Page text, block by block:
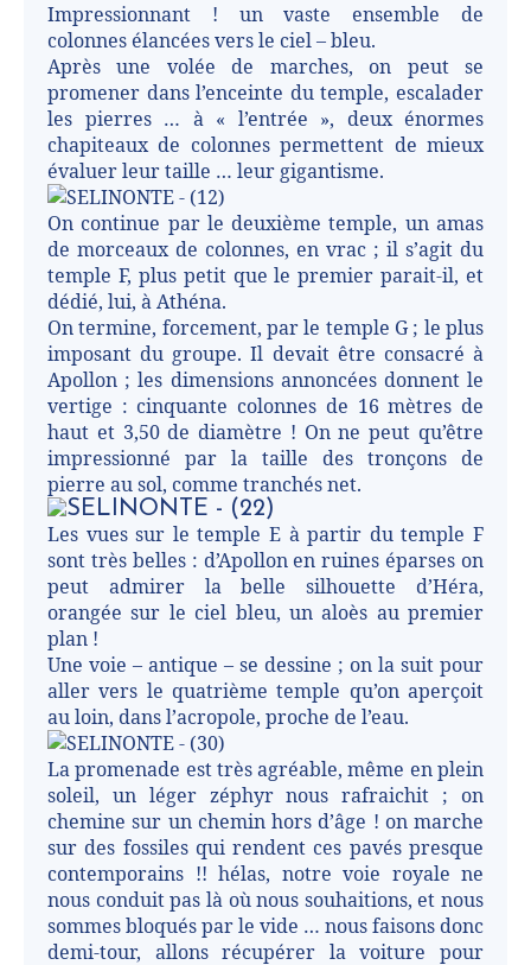
Impressionnant ! un vaste ensemble de
colonnes élancées vers le ciel – bleu.
Après une volée de marches, on peut se
promener dans l’enceinte du temple, escalader
les pierres … à « l’entrée », deux énormes
chapiteaux de colonnes permettent de mieux
évaluer leur taille … leur gigantisme.
On continue par le deuxième temple, un amas
de morceaux de colonnes, en vrac ; il s’agit du
temple F, plus petit que le premier parait-il, et
dédié, lui, à Athéna.
On termine, forcement, par le temple G ; le plus
imposant du groupe. Il devait être consacré à
Apollon ; les dimensions annoncées donnent le
vertige : cinquante colonnes de 16 mètres de
haut et 3,50 de diamètre ! On ne peut qu’être
impressionné par la taille des tronçons de
pierre au sol, comme tranchés net.
Les vues sur le temple E à partir du temple F
sont très belles : d’Apollon en ruines éparses on
peut admirer la belle silhouette d’Héra,
orangée sur le ciel bleu, un aloès au premier
plan !
Une voie – antique – se dessine ; on la suit pour
aller vers le quatrième temple qu’on aperçoit
au loin, dans l’acropole, proche de l’eau.
La promenade est très agréable, même en plein
soleil, un léger zéphyr nous rafraichit ; on
chemine sur un chemin hors d’âge ! on marche
sur des fossiles qui rendent ces pavés presque
contemporains !! hélas, notre voie royale ne
nous conduit pas là où nous souhaitions, et nous
sommes bloqués par le vide … nous faisons donc
demi-tour, allons récupérer la voiture pour